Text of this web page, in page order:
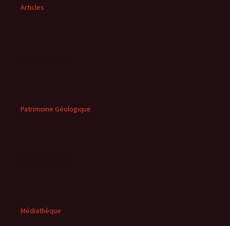
Articles
Patrimoine Géologique
Médiathèque